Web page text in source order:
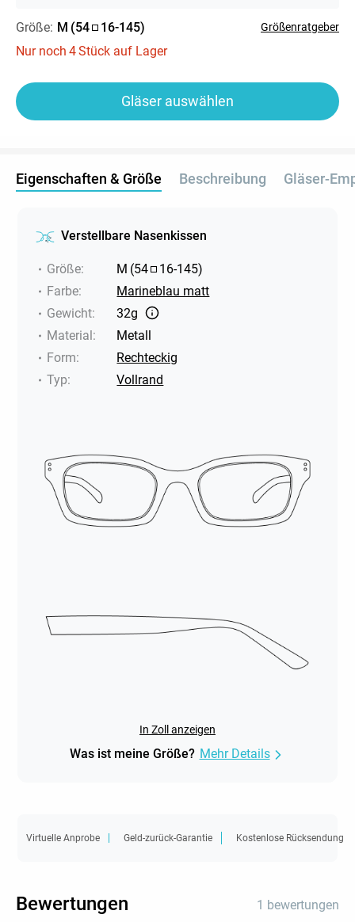
Größe: M (54 16-145) Größenratgeber
Nur noch 4Stück auf Lager
Gläser auswählen
Eigenschaften & Größe Beschreibung Gläser-
Verstellbare Nasenkissen
Größe: M (54 16-145)
Farbe:
Marineblau matt
Gewicht:
32g
Material:
Metall
Form:
Rechteckig
Typ: Vollrand
In Zoll anzeigen
Was ist meine Größe? Mehr Details
Virtuelle Anprobe Geld-zurück-Garantie Kostenlose Rücksendung
Bewertungen 1 bewertungen